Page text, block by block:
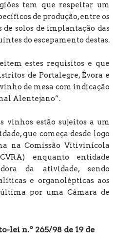
tem que respeitar um
de produção, entre os
solos de implantação das
do escepamento destas.
estes requisitos e que
de Portalegre, Évora e
de mesa com indicação
Alentejano”.
vinhos estão sujeitos a um
que começa desde logo
na Comissão Vitivinícola
enquanto entidade
da atividade, sendo
e organolépticas aos
por uma Câmara de
lei n.º 265/98 de 19 de